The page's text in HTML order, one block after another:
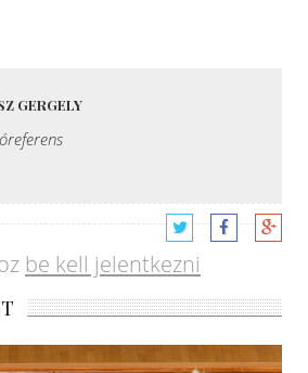
GERGELY
be kell jelentkezni